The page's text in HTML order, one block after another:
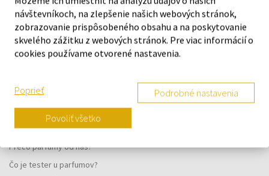
VŠETKO O NÁKUPE
Vernostný systém
Všeobecné obchodné podmienky
Reklamačný formulár
Spôsob doručenia
Kedy obdržím objednaný tovar?
Prečo parfumy od nás?
Čo je tester u parfumov?
návštevníkoch, na zlepšenie našich webových stránok,
zobrazovanie prispôsobeného obsahu a na poskytovanie
skvelého zážitku z webových stránok. Pre viac informácií o
cookies používame otvorené nastavenia.
Poprieť Podrobné nastavenia
Povoliť všetko